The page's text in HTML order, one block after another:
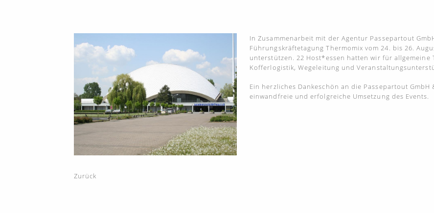
In Zusammenarbeit mit der Agentur Passepartout
Führungskräftetagung Thermomix vom 24. bis 26.
unterstützen. 22 Host*essen hatten wir für allgemeine
Kofferlogistik, Wegeleitung und
Ein herzliches Dankeschön an die Passepartout
einwandfreie und erfolgreiche Umsetzung des Events.
Zurück